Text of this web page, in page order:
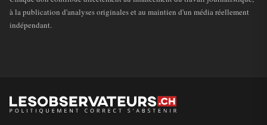
à la publication d'analyses originales et au maintien d'un média réellement
indépendant.